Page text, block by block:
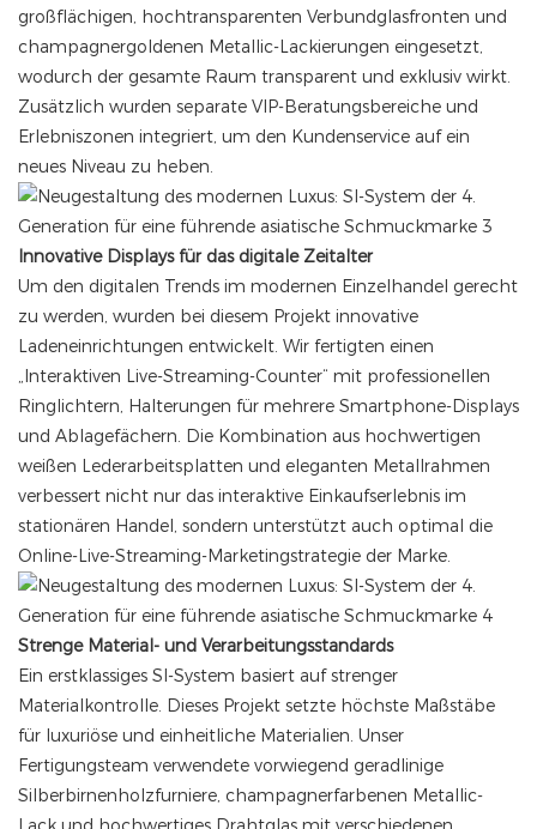
großflächigen, hochtransparenten Verbundglasfronten und
champagnergoldenen Metallic-Lackierungen eingesetzt,
wodurch der gesamte Raum transparent und exklusiv wirkt.
Zusätzlich wurden separate VIP-Beratungsbereiche und
Erlebniszonen integriert, um den Kundenservice auf ein
neues Niveau zu heben.
Innovative Displays für das digitale Zeitalter
Um den digitalen Trends im modernen Einzelhandel gerecht
zu werden, wurden bei diesem Projekt innovative
Ladeneinrichtungen entwickelt. Wir fertigten einen
„Interaktiven Live-Streaming-Counter“ mit professionellen
Ringlichtern, Halterungen für mehrere Smartphone-Displays
und Ablagefächern. Die Kombination aus hochwertigen
weißen Lederarbeitsplatten und eleganten Metallrahmen
verbessert nicht nur das interaktive Einkaufserlebnis im
stationären Handel, sondern unterstützt auch optimal die
Online-Live-Streaming-Marketingstrategie der Marke.
Strenge Material- und Verarbeitungsstandards
Ein erstklassiges SI-System basiert auf strenger
Materialkontrolle. Dieses Projekt setzte höchste Maßstäbe
für luxuriöse und einheitliche Materialien. Unser
Fertigungsteam verwendete vorwiegend geradlinige
Silberbirnenholzfurniere, champagnerfarbenen Metallic-